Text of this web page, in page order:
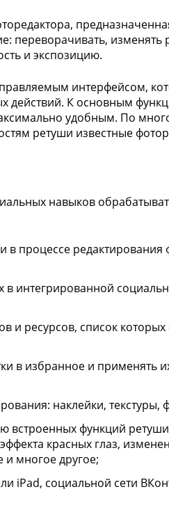
переворачивать, изменять
и экспозицию.
интерфейсом,
К основным
удобным. По
ретуши известные
навыков
в процессе
в интегрированной
и ресурсов, список
в избранное и применять
наклейки,
встроенных функций
красных глаз,
и многое другое;
iPad, социальной сети